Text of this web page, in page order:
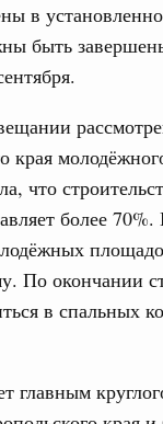
в
быть
края
что
более
По окончании
в спальных
главным
среда
более
и ликвидация их
образование
колледжей и